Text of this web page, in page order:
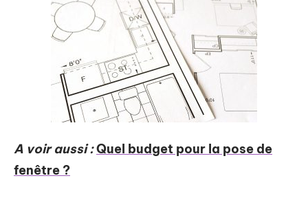
A voir aussi :Quel budget pour la pose de
fenêtre ?